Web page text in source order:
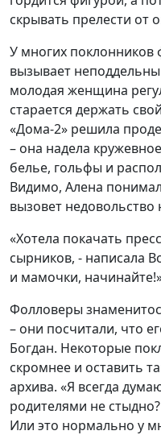
скрывать прелести от
У многих поклонников
вызывает
молодая женщина
старается держать
«Дома-2» решила
– она надела
белье, гольфы и
Видимо, Алена
вызовет
«Хотела покачать
сырников, - написала
и мамочки,
Фолловеры
– они посчитали, что
Богдан. Некоторые
скромнее и оставить
архива. «Я всегда
родителями не
Или это нормально у